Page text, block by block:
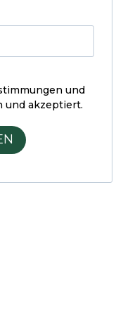
und
und akzeptiert.